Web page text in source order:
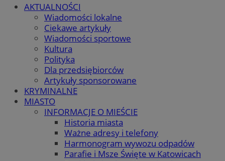
AKTUALNOŚCI
Wiadomości lokalne
Ciekawe artykuły
Wiadomości sportowe
Kultura
Polityka
Dla przedsiębiorców
Artykuły sponsorowane
KRYMINALNE
MIASTO
INFORMACJE O MIEŚCIE
Historia miasta
Ważne adresy i telefony
Harmonogram wywozu odpadów
Parafie i Msze Święte w Katowicach